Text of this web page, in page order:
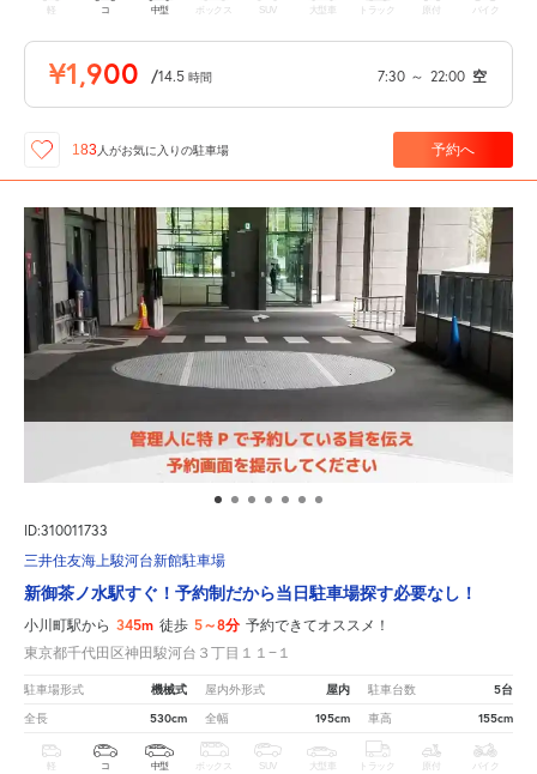
軽 コ 中型 ボックス SUV 大型車 トラック 原付 バイク
¥1,900 /14.5 時間 7:30 ～ 22:00 空
183 人がお気に入りの駐車場 予約へ
ID:310011733
三井住友海上駿河台新館駐車場
新御茶ノ水駅すぐ！予約制だから当日駐車場探す必要なし！
小川町駅から 345m 徒歩 5～8分 予約できてオススメ！
東京都千代田区神田駿河台３丁目１１−１
駐車場形式 機械式 屋内外形式 屋内 駐車台数 5台
全長 530cm 全幅 195cm 車高 155cm
軽 コ 中型 ボックス SUV 大型車 トラック 原付 バイク